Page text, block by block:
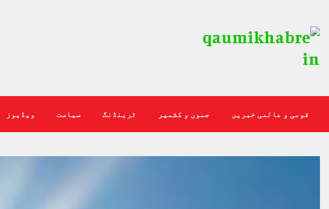
ویڈیوز سیاست ٹرینڈنگ جموں و کشمیر قومی و عالمی خبریں